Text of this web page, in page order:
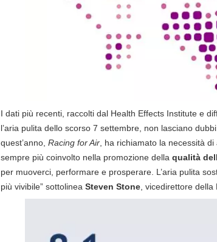
I dati più recenti, raccolti dal Health Effects Institute e
l’aria pulita dello scorso 7 settembre, non lasciano
quest’anno, Racing for Air , ha richiamato la necessità
sempre più coinvolto nella promozione della qualità
per muoverci, performare e prosperare. L’aria pulita
più vivibile” sottolinea Steven Stone , vicedirettore